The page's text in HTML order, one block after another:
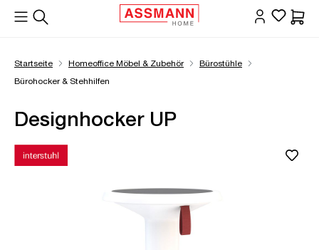
springen
Startseite Homeoffice Möbel & Zubehör
Bürostühle
Bürohocker & Stehhilfen
Designhocker UP